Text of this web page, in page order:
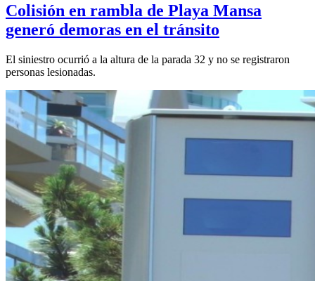
Colisión en rambla de Playa Mansa
generó demoras en el tránsito
El siniestro ocurrió a la altura de la parada 32 y no se registraron
personas lesionadas.